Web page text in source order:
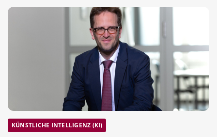
KÜNSTLICHE INTELLIGENZ (KI)